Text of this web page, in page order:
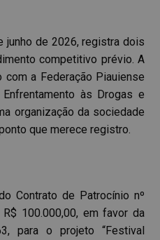
junho de 2026, registra dois
competitivo prévio. A
com a Federação Piauiense
às Drogas e
organização da sociedade
que merece registro.
Contrato de Patrocínio nº
100.000,00, em favor da
para o projeto “Festival